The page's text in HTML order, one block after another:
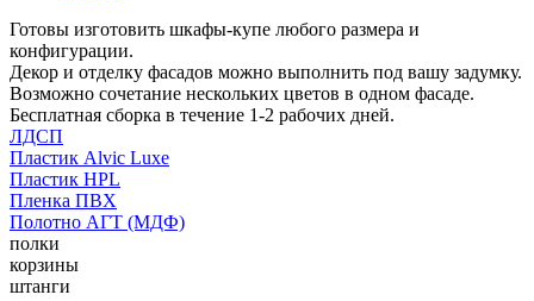
Готовы изготовить шкафы-купе любого размера и
конфигурации.
Декор и отделку фасадов можно выполнить под вашу задумку.
Возможно сочетание нескольких цветов в одном фасаде.
Бесплатная сборка в течение 1-2 рабочих дней.
ЛДСП
Пластик Alvic Luxe
Пластик HPL
Пленка ПВХ
Полотно АГТ (МДФ)
полки
корзины
штанги